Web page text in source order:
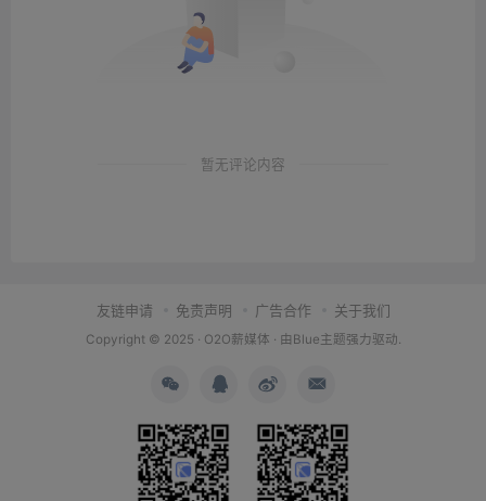
暂无评论内容
友链申请 免责声明 广告合作 关于我们
Copyright © 2025 · O2O薪媒体 · 由 Blue主题强力驱动.